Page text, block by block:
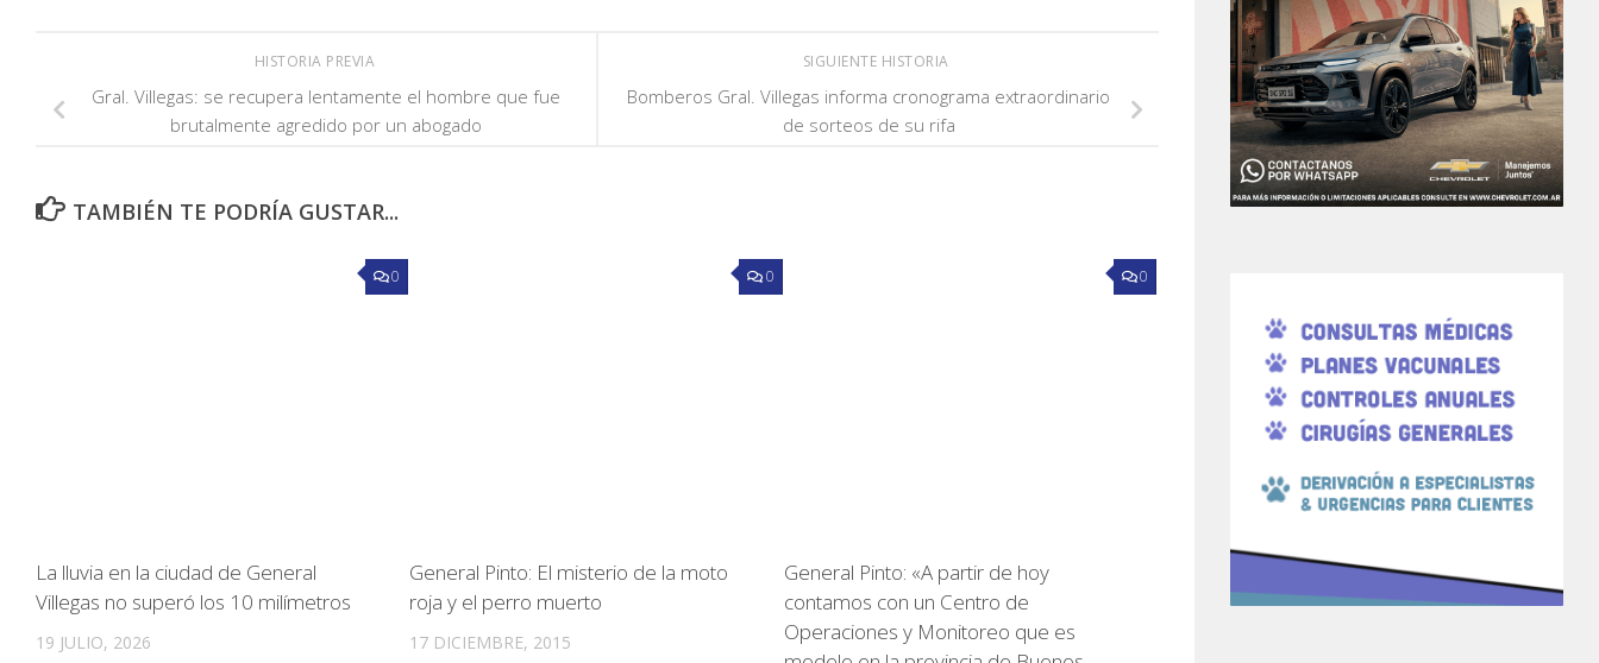
SIGUIENTE HISTORIA
Bomberos Gral. Villegas informa cronograma extraordinario
de sorteos de su rifa
HISTORIA PREVIA
Gral. Villegas: se recupera lentamente el hombre que fue
brutalmente agredido por un abogado
TAMBIÉN TE PODRÍA GUSTAR...
0
La lluvia en la ciudad de General
Villegas no superó los 10 milímetros
19 JULIO, 2026
0
General Pinto: El misterio de la moto
roja y el perro muerto
17 DICIEMBRE, 2015
0
General Pinto: «A partir de hoy
contamos con un Centro de
Operaciones y Monitoreo que es